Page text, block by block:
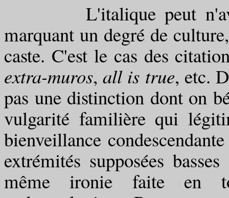
L'italique peut n'avoir
marquant un degré de
caste. C'est le cas des
extra-muros,all is true, etc.
pas une distinction dont on
vulgarité familière qui
bienveillance
extrémités supposées
même ironie faite en